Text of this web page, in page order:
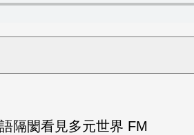
隔閡看見多元世界 FM